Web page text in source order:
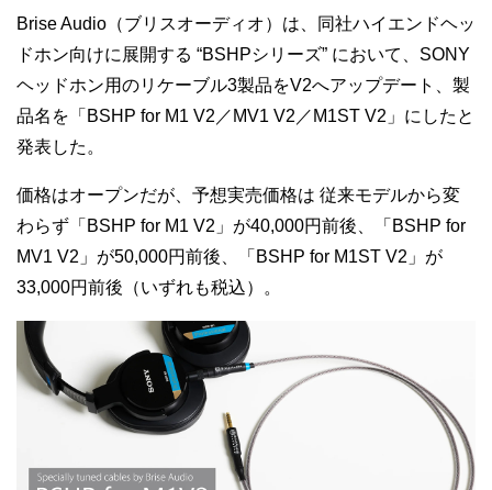
Brise Audio（ブリスオーディオ）は、同社ハイエンドヘッ
ドホン向けに展開する “BSHPシリーズ” において、SONY
ヘッドホン用のリケーブル3製品をV2へアップデート、製
品名を「BSHP for M1 V2／MV1 V2／M1ST V2」にしたと
発表した。
価格はオープンだが、予想実売価格は 従来モデルから変
わらず「BSHP for M1 V2」が40,000円前後、「BSHP for
MV1 V2」が50,000円前後、「BSHP for M1ST V2」が
33,000円前後（いずれも税込）。